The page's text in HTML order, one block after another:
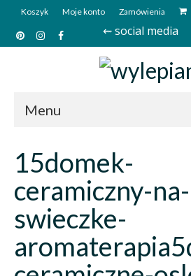
Koszyk Moje konto Zamówienia
⇜ social media
Menu
Sklep
Kim jesteśmy?
15domek-
ceramiczny-na-
swieczke-